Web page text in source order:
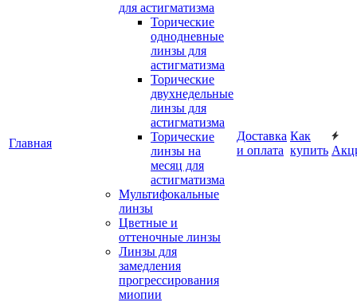
Главная
для астигматизма
Торические
однодневные
линзы для
астигматизма
Торические
двухнедельные
линзы для
астигматизма
Торические
линзы на
месяц для
астигматизма
Мультифокальные
линзы
Цветные и
оттеночные линзы
Линзы для
замедления
прогрессирования
миопии
Доставка
и оплата
Как
купить